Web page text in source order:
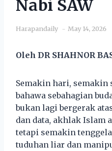
Nabi SAW
Harapandaily May 14, 2026
Oleh DR SHAHNOR
Semakin hari,
bahawa sebahagian
bukan lagi bergerak
dan data, akhlak
tetapi semakin
tuduhan liar dan